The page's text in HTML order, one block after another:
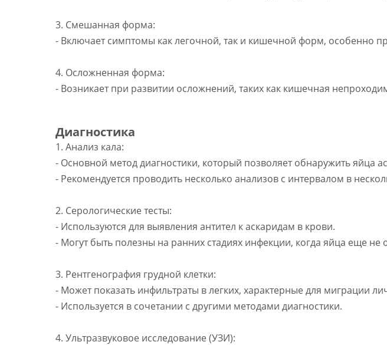
3. Смешанная форма:
- Включает симптомы как легочной, так и кишечной форм, особенно
4. Осложненная форма:
- Возникает при развитии осложнений, таких как кишечная
Диагностика
1. Анализ кала:
- Основной метод диагностики, который позволяет обнаружить яйца
- Рекомендуется проводить несколько анализов с интервалом в
2. Серологические тесты:
- Используются для выявления антител к аскаридам в крови.
- Могут быть полезны на ранних стадиях инфекции, когда яйца еще не
3. Рентгенография грудной клетки:
- Может показать инфильтраты в легких, характерные для миграции
- Используется в сочетании с другими методами диагностики.
4. Ультразвуковое исследование (УЗИ):